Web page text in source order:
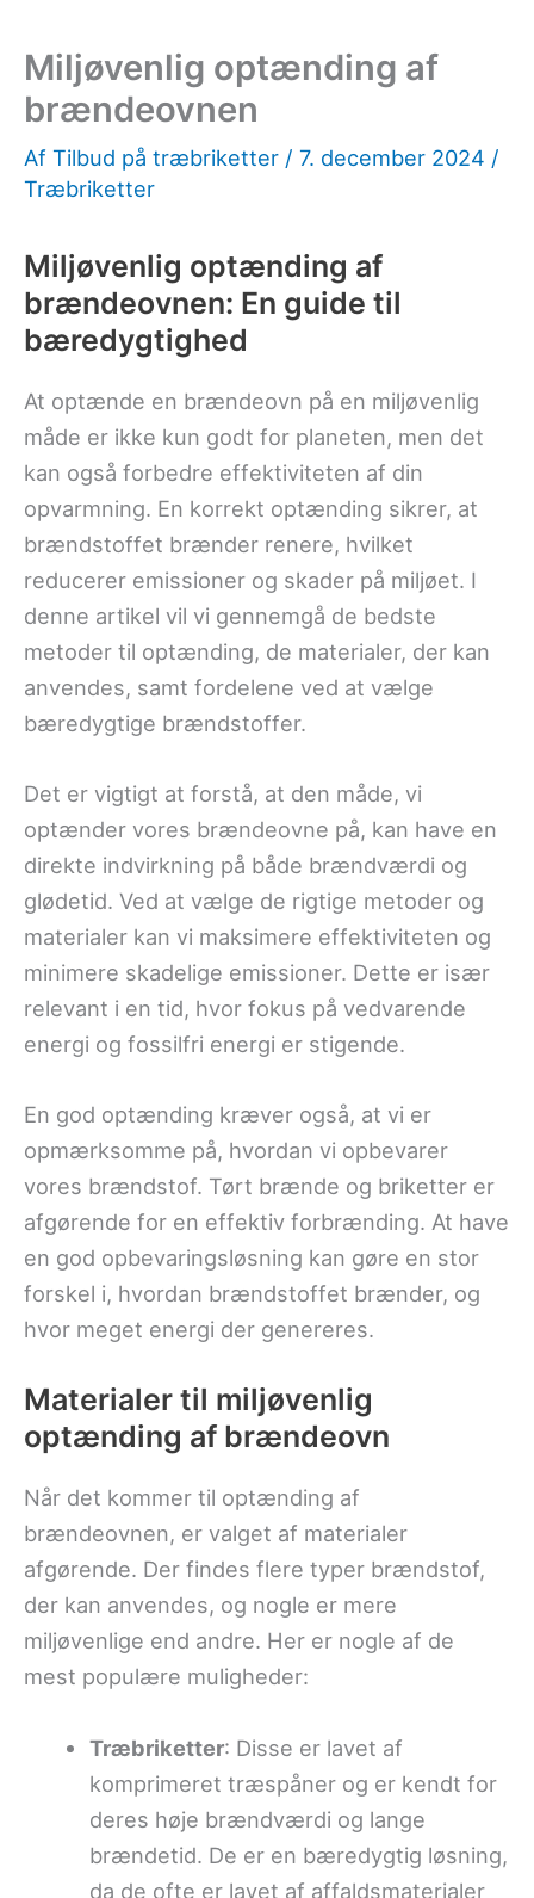
Miljøvenlig optænding af
brændeovnen
Af Tilbud på træbriketter / 7. december 2024 /
Træbriketter
Miljøvenlig optænding af
brændeovnen: En guide til
bæredygtighed
At optænde en brændeovn på en miljøvenlig
måde er ikke kun godt for planeten, men det
kan også forbedre effektiviteten af din
opvarmning. En korrekt optænding sikrer, at
brændstoffet brænder renere, hvilket
reducerer emissioner og skader på miljøet. I
denne artikel vil vi gennemgå de bedste
metoder til optænding, de materialer, der kan
anvendes, samt fordelene ved at vælge
bæredygtige brændstoffer.
Det er vigtigt at forstå, at den måde, vi
optænder vores brændeovne på, kan have en
direkte indvirkning på både brændværdi og
glødetid. Ved at vælge de rigtige metoder og
materialer kan vi maksimere effektiviteten og
minimere skadelige emissioner. Dette er især
relevant i en tid, hvor fokus på vedvarende
energi og fossilfri energi er stigende.
En god optænding kræver også, at vi er
opmærksomme på, hvordan vi opbevarer
vores brændstof. Tørt brænde og briketter er
afgørende for en effektiv forbrænding. At have
en god opbevaringsløsning kan gøre en stor
forskel i, hvordan brændstoffet brænder, og
hvor meget energi der genereres.
Materialer til miljøvenlig
optænding af brændeovn
Når det kommer til optænding af
brændeovnen, er valget af materialer
afgørende. Der findes flere typer brændstof,
der kan anvendes, og nogle er mere
miljøvenlige end andre. Her er nogle af de
mest populære muligheder:
Træbriketter: Disse er lavet af
komprimeret træspåner og er kendt for
deres høje brændværdi og lange
brændetid. De er en bæredygtig løsning,
da de ofte er lavet af affaldsmaterialer